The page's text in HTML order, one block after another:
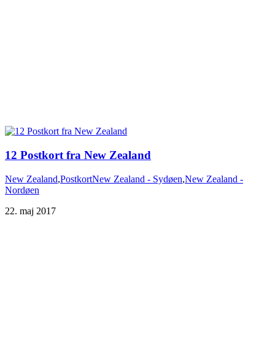
12 Postkort fra New Zealand
New Zealand,PostkortNew Zealand - Sydøen,New Zealand -
Nordøen
22. maj 2017